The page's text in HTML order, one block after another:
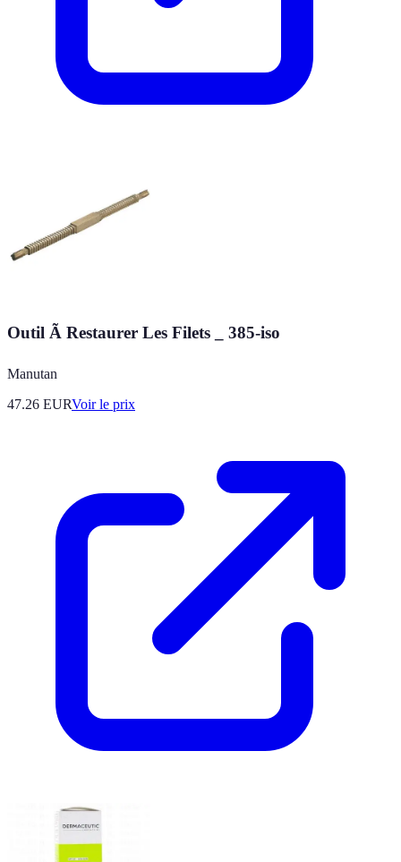
Outil Ã Restaurer Les Filets _ 385-iso
Manutan
47.26 EURVoir le prix